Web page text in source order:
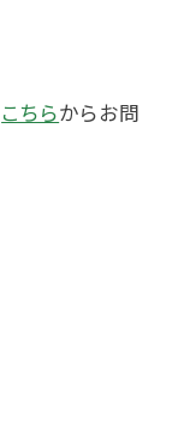
こちらからお問